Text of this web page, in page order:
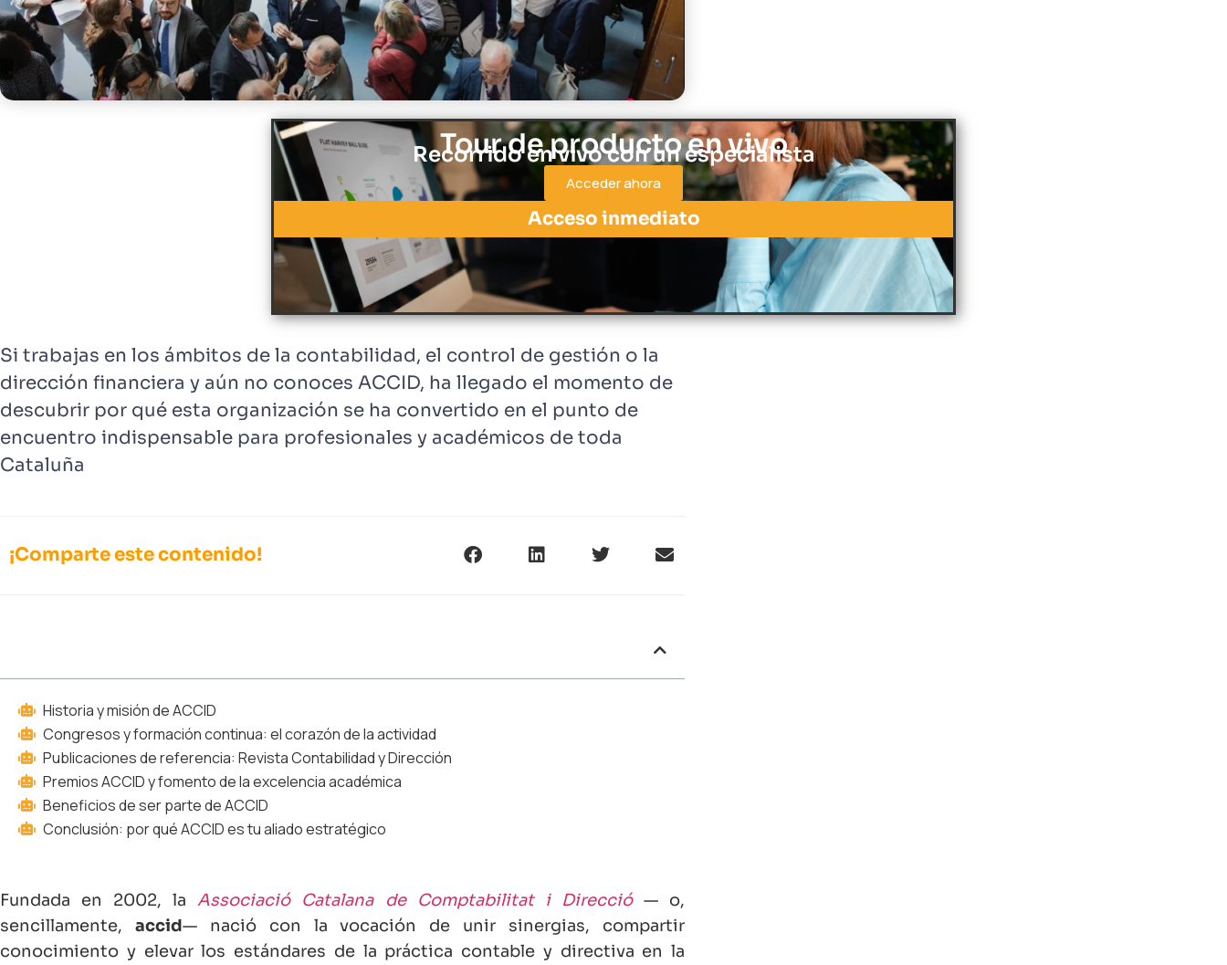
Tour de producto en vivo
Recorrido en vivo con un especialista
Acceder ahora
Acceso inmediato
Si trabajas en los ámbitos de la contabilidad, el control de gestión o la
dirección financiera y aún no conoces ACCID, ha llegado el momento de
descubrir por qué esta organización se ha convertido en el punto de
encuentro indispensable para profesionales y académicos de toda
Cataluña
¡Comparte este contenido!
Historia y misión de ACCID
Congresos y formación continua: el corazón de la actividad
Publicaciones de referencia: Revista Contabilidad y Dirección
Premios ACCID y fomento de la excelencia académica
Beneficios de ser parte de ACCID
Conclusión: por qué ACCID es tu aliado estratégico
Fundada en 2002, laAssociació Catalana de Comptabilitat i Direcció— o,
sencillamente, accid— nació con la vocación de unir sinergias, compartir
conocimiento y elevar los estándares de la práctica contable y directiva en la